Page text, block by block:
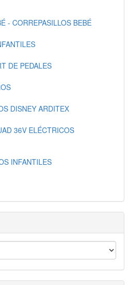
- CORREPASILLOS BEBÉ
DE PEDALES
DISNEY ARDITEX
36V ELÉCTRICOS
INFANTILES